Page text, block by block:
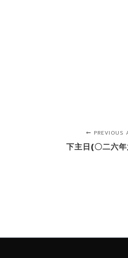
PREVIOUS
下主日(〇二六